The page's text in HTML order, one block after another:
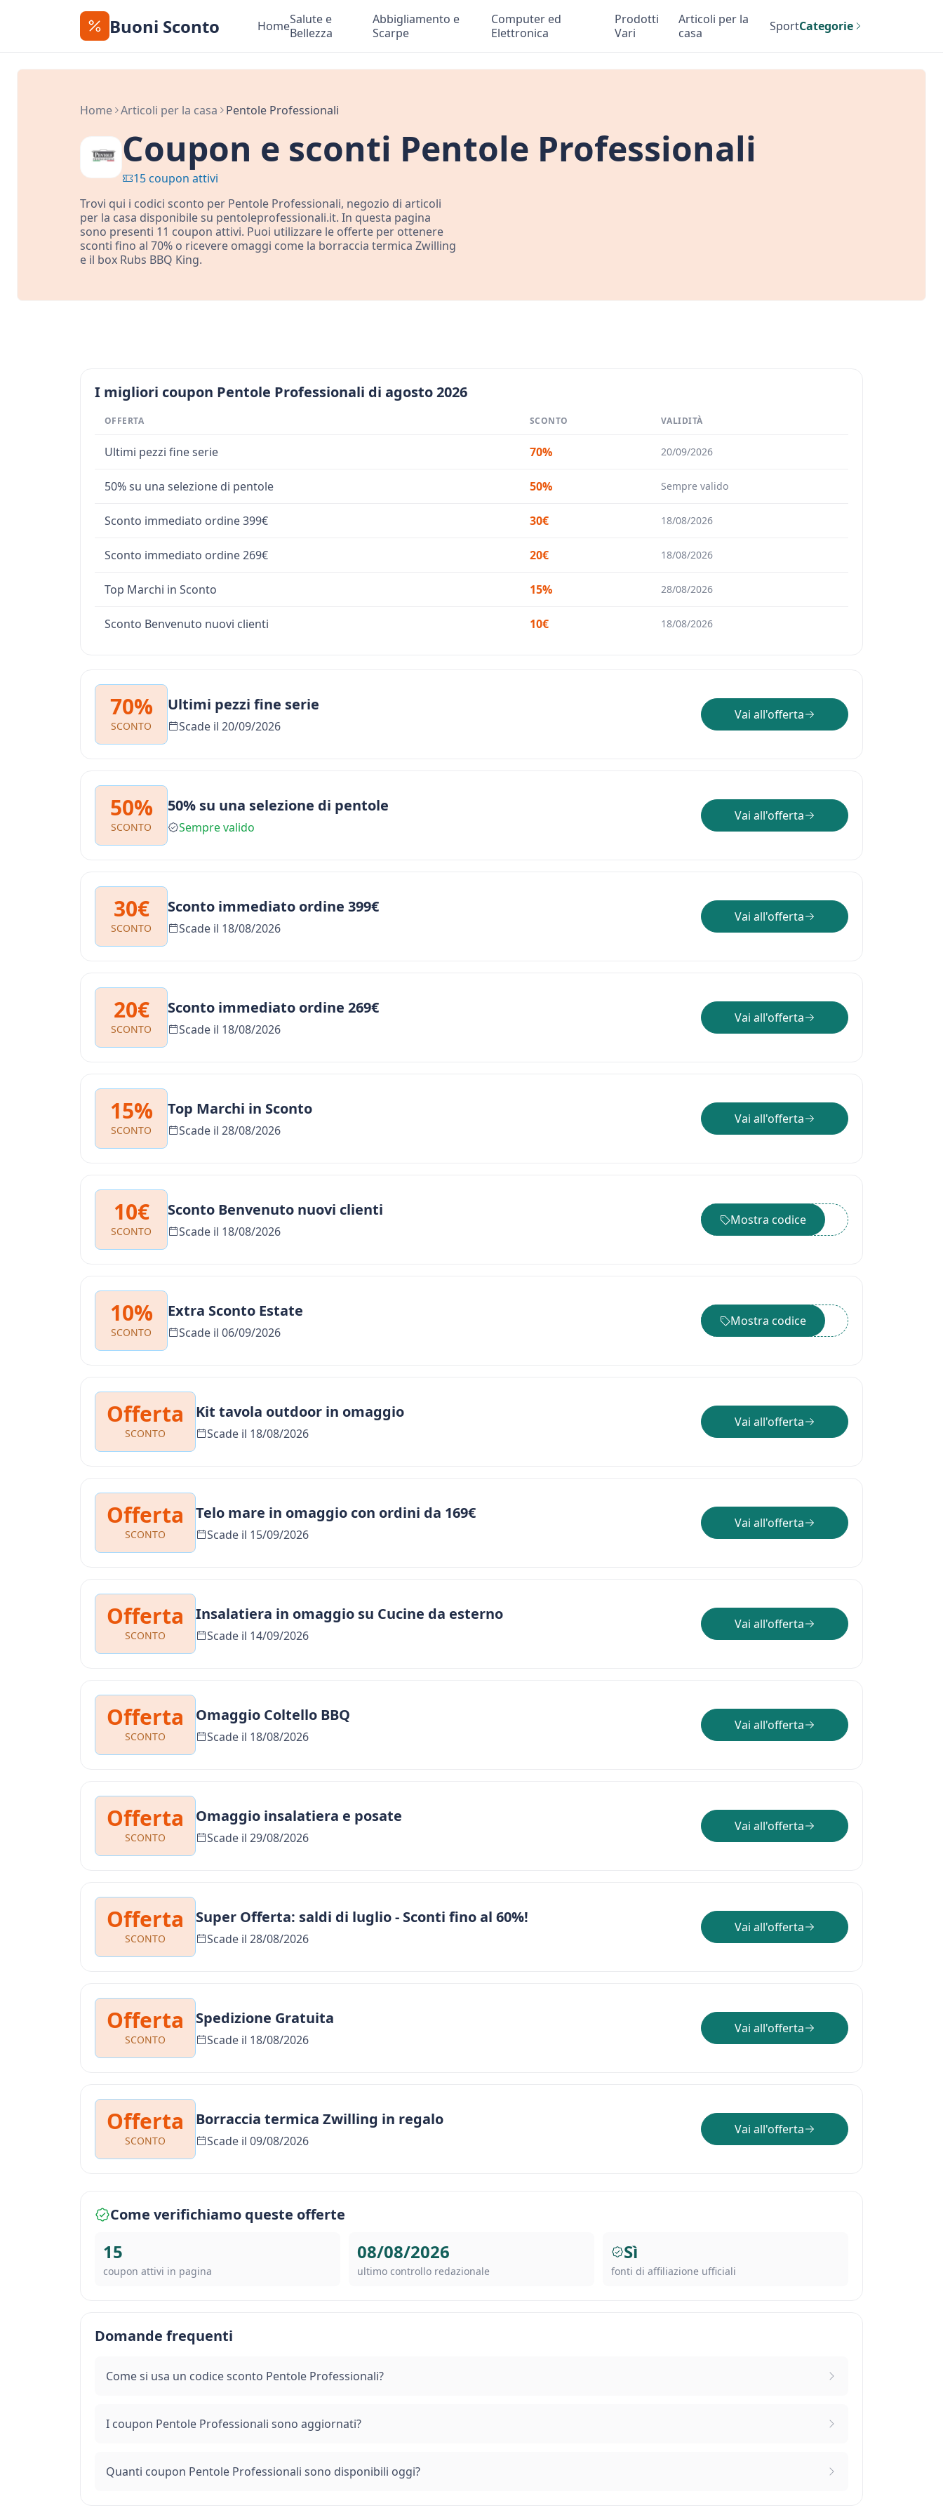
Buoni Sconto HomeSalute e
Bellezza
Abbigliamento e
Scarpe
Computer ed
Elettronica
Prodotti
Vari
Articoli per la
casa
SportCategorie
Home Articoli per la casa Pentole Professionali
Coupon e sconti Pentole Professionali
15 coupon attivi
Trovi qui i codici sconto per Pentole Professionali, negozio di articoli
per la casa disponibile su pentoleprofessionali.it. In questa pagina
sono presenti 11 coupon attivi. Puoi utilizzare le offerte per ottenere
sconti fino al 70% o ricevere omaggi come la borraccia termica Zwilling
e il box Rubs BBQ King.
I migliori coupon Pentole Professionali di agosto 2026
OFFERTA SCONTO VALIDITÀ
Ultimi pezzi fine serie 70% 20/09/2026
50% su una selezione di pentole 50% Sempre valido
Sconto immediato ordine 399€ 30€ 18/08/2026
Sconto immediato ordine 269€ 20€ 18/08/2026
Top Marchi in Sconto 15% 28/08/2026
Sconto Benvenuto nuovi clienti 10€ 18/08/2026
70%
SCONTO
Ultimi pezzi fine serie
Scade il 20/09/2026
Vai all'offerta
50%
SCONTO
50% su una selezione di pentole
Sempre valido
Vai all'offerta
30€
SCONTO
Sconto immediato ordine 399€
Scade il 18/08/2026
Vai all'offerta
20€
SCONTO
Sconto immediato ordine 269€
Scade il 18/08/2026
Vai all'offerta
15%
SCONTO
Top Marchi in Sconto
Scade il 28/08/2026
Vai all'offerta
10€
SCONTO
Sconto Benvenuto nuovi clienti
Scade il 18/08/2026
••••••
Mostra codice
10%
SCONTO
Extra Sconto Estate
Scade il 06/09/2026
••••••
Mostra codice
Offerta
SCONTO
Kit tavola outdoor in omaggio
Scade il 18/08/2026
Vai all'offerta
Offerta
SCONTO
Telo mare in omaggio con ordini da 169€
Scade il 15/09/2026
Vai all'offerta
Offerta
SCONTO
Insalatiera in omaggio su Cucine da esterno
Scade il 14/09/2026
Vai all'offerta
Offerta
SCONTO
Omaggio Coltello BBQ
Scade il 18/08/2026
Vai all'offerta
Offerta
SCONTO
Omaggio insalatiera e posate
Scade il 29/08/2026
Vai all'offerta
Offerta
SCONTO
Super Offerta: saldi di luglio - Sconti fino al 60%!
Scade il 28/08/2026
Vai all'offerta
Offerta
SCONTO
Spedizione Gratuita
Scade il 18/08/2026
Vai all'offerta
Offerta
SCONTO
Borraccia termica Zwilling in regalo
Scade il 09/08/2026
Vai all'offerta
Come verifichiamo queste offerte
15
coupon attivi in pagina
08/08/2026
ultimo controllo redazionale
Sì
fonti di affiliazione ufficiali
Domande frequenti
Come si usa un codice sconto Pentole Professionali?
I coupon Pentole Professionali sono aggiornati?
Quanti coupon Pentole Professionali sono disponibili oggi?